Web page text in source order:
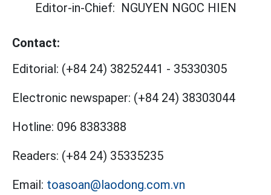
Editor-in-Chief: NGUYEN NGOC HIEN
Contact:
Editorial: (+84 24) 38252441 - 35330305
Electronic newspaper: (+84 24) 38303044
Hotline: 096 8383388
Readers: (+84 24) 35335235
Email: toasoan@laodong.com.vn